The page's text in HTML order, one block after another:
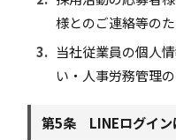
様とのご連絡等の
3. 当社従業員の個人
い・人事労務管理
第5条 LINEログイン